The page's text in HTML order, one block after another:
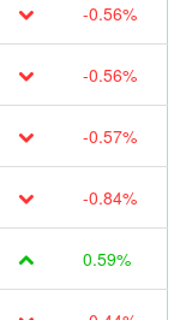
-0.56%
-0.56%
-0.57%
-0.84%
0.59%